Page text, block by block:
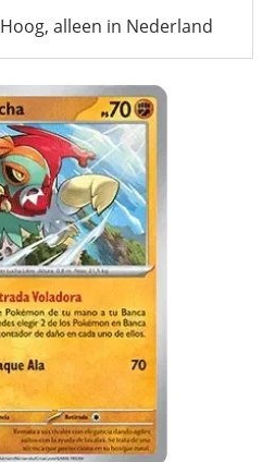
Hoog, alleen in Nederland